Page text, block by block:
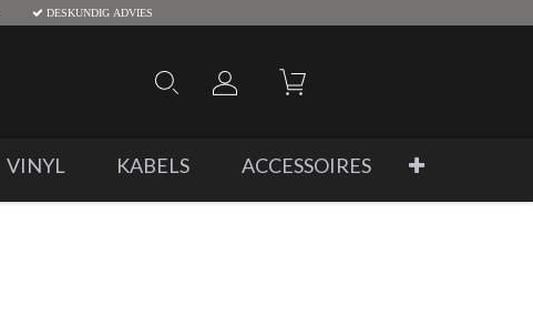
DESKUNDIG ADVIES
VINYL KABELS ACCESSOIRES